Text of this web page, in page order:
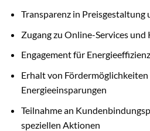
Transparenz in Preisgestaltung
Zugang zu Online-Services
Engagement für
Erhalt von
Energieeinsparungen
Teilnahme an
speziellen Aktionen